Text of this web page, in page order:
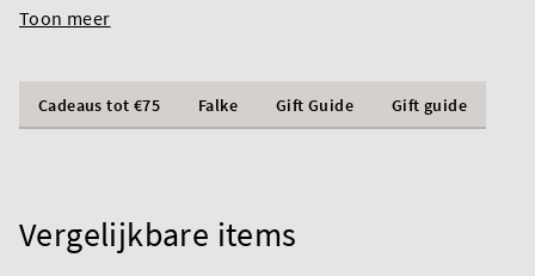
Toon meer
Cadeaus tot €75 Falke Gift Guide Gift guide
Vergelijkbare items